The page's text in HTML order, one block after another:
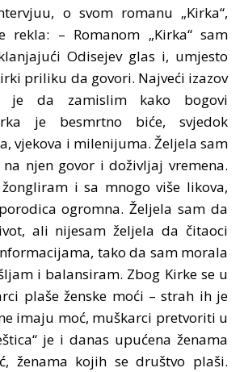
o svom romanu „Kirka“,
rekla: – Romanom „Kirka“ sam
Odisejev glas i, umjesto
priliku da govori. Najveći izazov
je da zamislim kako bogovi
je besmrtno biće, svjedok
vjekova i milenijuma. Željela sam
njen govor i doživljaj vremena.
i sa mnogo više likova,
ogromna. Željela sam da
ali nijesam željela da čitaoci
tako da sam morala
i balansiram. Zbog Kirke se u
plaše ženske moći – strah ih je
imaju moć, muškarci pretvoriti u
je i danas upućena ženama
ženama kojih se društvo plaši.